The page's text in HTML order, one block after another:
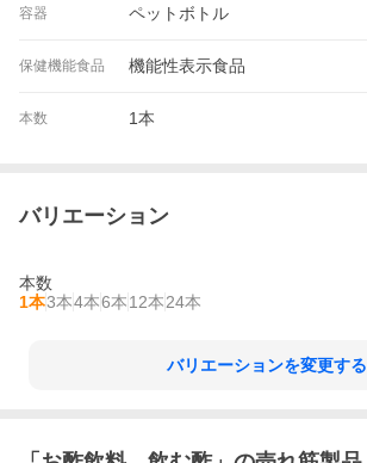
容器 ペットボトル
保健機能食品 機能性表示食品
本数 1本
バリエーション
本数
1本3本4本6本12本24本
バリエーションを変更する